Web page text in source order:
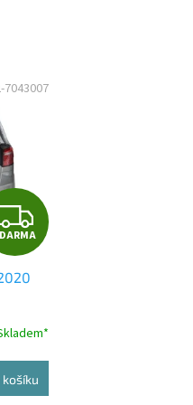
Z
D
R
M
košíku
7043007